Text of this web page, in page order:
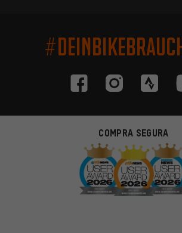
COMPRA SEGURA